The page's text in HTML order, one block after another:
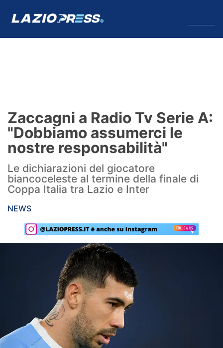
Formello
Infortuni
Primavera
Calciomercato
Lazio Women
Rassegna Lazio
Champions League
Zaccagni a Radio Tv Serie A:
"Dobbiamo assumerci le
nostre responsabilità"
Le dichiarazioni del giocatore
biancoceleste al termine della finale di
Coppa Italia tra Lazio e Inter
NEWS